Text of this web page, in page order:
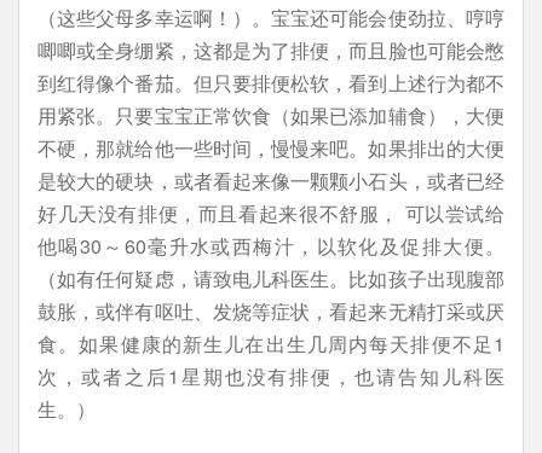
（这些父母多幸运啊！）。宝宝还可能会使劲拉、哼哼
唧唧或全身绷紧，这都是为了排便，而且脸也可能会憋
到红得像个番茄。但只要排便松软，看到上述行为都不
用紧张。只要宝宝正常饮食（如果已添加辅食），大便
不硬，那就给他一些时间，慢慢来吧。如果排出的大便
是较大的硬块，或者看起来像一颗颗小石头，或者已经
好几天没有排便，而且看起来很不舒服， 可以尝试给
他喝30～60毫升水或西梅汁，以软化及促排大便。
（如有任何疑虑，请致电儿科医生。比如孩子出现腹部
鼓胀，或伴有呕吐、发烧等症状，看起来无精打采或厌
食。如果健康的新生儿在出生几周内每天排便不足1
次，或者之后1星期也没有排便，也请告知儿科医
生。）